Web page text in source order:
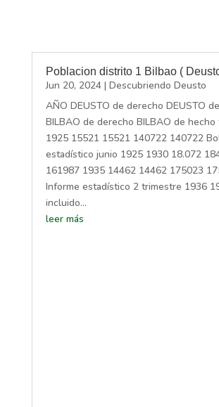
Poblacion distrito 1 Bilbao (
Jun 20, 2024| Descubriendo Deusto
AÑO DEUSTO de derecho DEUSTO
BILBAO de derecho BILBAO de
1925 15521 15521 140722 140722
estadístico junio 1925 1930 18.072
161987 1935 14462 14462 175023
Informe estadístico 2 trimestre 1936
incluido...
leer más